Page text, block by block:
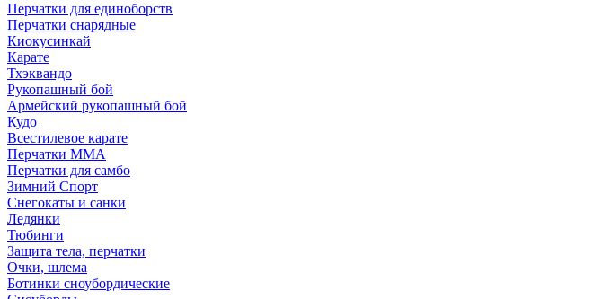
Перчатки для единоборств
Перчатки снарядные
Киокусинкай
Карате
Тхэквандо
Рукопашный бой
Армейский рукопашный бой
Кудо
Всестилевое карате
Перчатки MMA
Перчатки для самбо
Зимний Спорт
Снегокаты и санки
Ледянки
Тюбинги
Защита тела, перчатки
Очки, шлема
Ботинки сноубордические